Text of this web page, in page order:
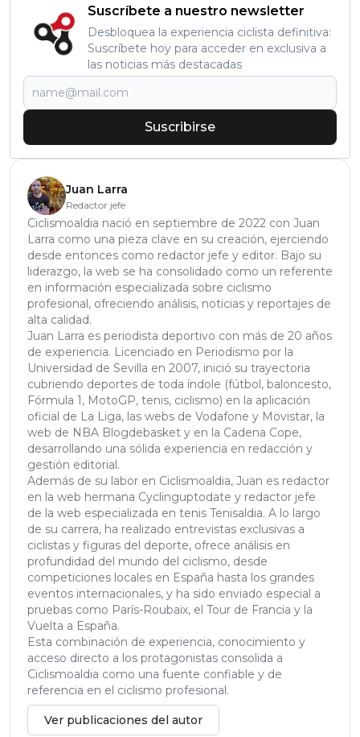
Suscríbete a nuestro newsletter
Desbloquea la experiencia ciclista definitiva:
Suscríbete hoy para acceder en exclusiva a
las noticias más destacadas
Suscribirse
Juan Larra
Redactor jefe
Ciclismoaldia nació en septiembre de 2022 con Juan
Larra como una pieza clave en su creación, ejerciendo
desde entonces como redactor jefe y editor. Bajo su
liderazgo, la web se ha consolidado como un referente
en información especializada sobre ciclismo
profesional, ofreciendo análisis, noticias y reportajes de
alta calidad.
Juan Larra es periodista deportivo con más de 20 años
de experiencia. Licenciado en Periodismo por la
Universidad de Sevilla en 2007, inició su trayectoria
cubriendo deportes de toda índole (fútbol, baloncesto,
Fórmula 1, MotoGP, tenis, ciclismo) en la aplicación
oficial de La Liga, las webs de Vodafone y Movistar, la
web de NBA Blogdebasket y en la Cadena Cope,
desarrollando una sólida experiencia en redacción y
gestión editorial.
Además de su labor en Ciclismoaldia, Juan es redactor
en la web hermana Cyclinguptodate y redactor jefe
de la web especializada en tenis Tenisaldia. A lo largo
de su carrera, ha realizado entrevistas exclusivas a
ciclistas y figuras del deporte, ofrece análisis en
profundidad del mundo del ciclismo, desde
competiciones locales en España hasta los grandes
eventos internacionales, y ha sido enviado especial a
pruebas como París-Roubaix, el Tour de Francia y la
Vuelta a España.
Esta combinación de experiencia, conocimiento y
acceso directo a los protagonistas consolida a
Ciclismoaldia como una fuente confiable y de
referencia en el ciclismo profesional.
Ver publicaciones del autor